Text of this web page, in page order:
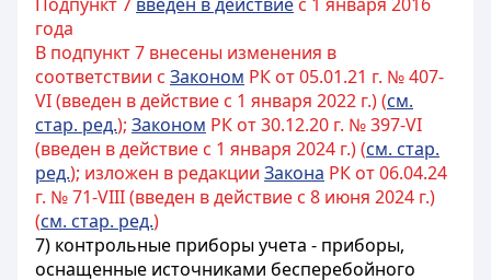
года
В подпункт 7 внесены изменения в
соответствии с Законом РК от 05.01.21 г. № 407-
VI (введен в действие с 1 января 2022 г.) (см.
стар. ред.); Законом РК от 30.12.20 г. № 397-VI
(введен в действие с 1 января 2024 г.) (см. стар.
ред.); изложен в редакции Закона РК от 06.04.24
г. № 71-VIII (введен в действие с 8 июня 2024 г.)
(см. стар. ред.)
7) контрольные приборы учета - приборы,
оснащенные источниками бесперебойного